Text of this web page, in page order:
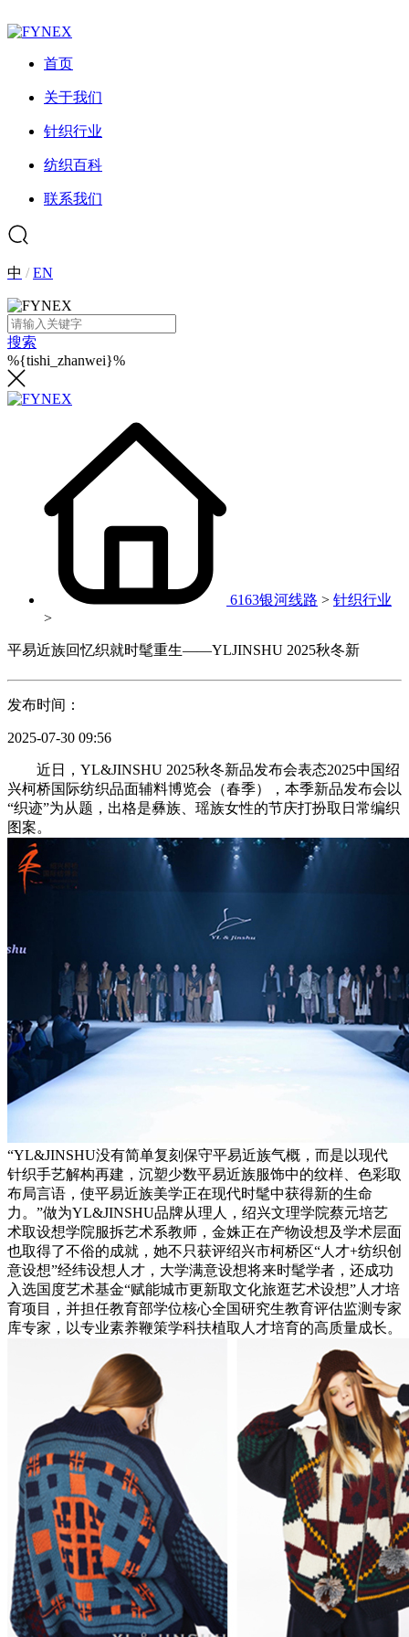
首页
关于我们
针织行业
纺织百科
联系我们
中 /EN
搜索
%{tishi_zhanwei}%
6163银河线路 > 针织行业
>
平易近族回忆织就时髦重生——YLJINSHU 2025秋冬新
发布时间：
2025-07-30 09:56
近日，YL&JINSHU 2025秋冬新品发布会表态2025中国绍
兴柯桥国际纺织品面辅料博览会（春季），本季新品发布会以
“织迹”为从题，出格是彝族、瑶族女性的节庆打扮取日常编织
图案。
“YL&JINSHU没有简单复刻保守平易近族气概，而是以现代
针织手艺解构再建，沉塑少数平易近族服饰中的纹样、色彩取
布局言语，使平易近族美学正在现代时髦中获得新的生命
力。”做为YL&JINSHU品牌从理人，绍兴文理学院蔡元培艺
术取设想学院服拆艺术系教师，金姝正在产物设想及学术层面
也取得了不俗的成就，她不只获评绍兴市柯桥区“人才+纺织创
意设想”经纬设想人才，大学满意设想将来时髦学者，还成功
入选国度艺术基金“赋能城市更新取文化旅逛艺术设想”人才培
育项目，并担任教育部学位核心全国研究生教育评估监测专家
库专家，以专业素养鞭策学科扶植取人才培育的高质量成长。